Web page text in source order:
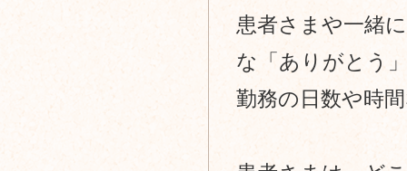
患者さまや一緒
な「ありがとう
勤務の日数や時